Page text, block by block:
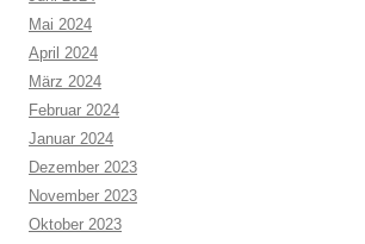
Mai 2024
April 2024
März 2024
Februar 2024
Januar 2024
Dezember 2023
November 2023
Oktober 2023